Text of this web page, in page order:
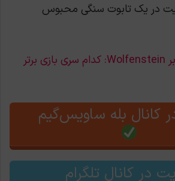
در یک تابوت سنگی محبوس
DOOM در برابر Wolfenstein: کدام سری بازی برتر
کانال بله ساویس‌گیم
در کانال تلگرام